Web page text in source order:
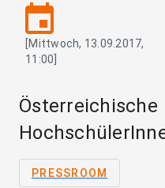
event
[Mittwoch, 13.09.2017,
11:00]
Österreichische
PRESSROOM